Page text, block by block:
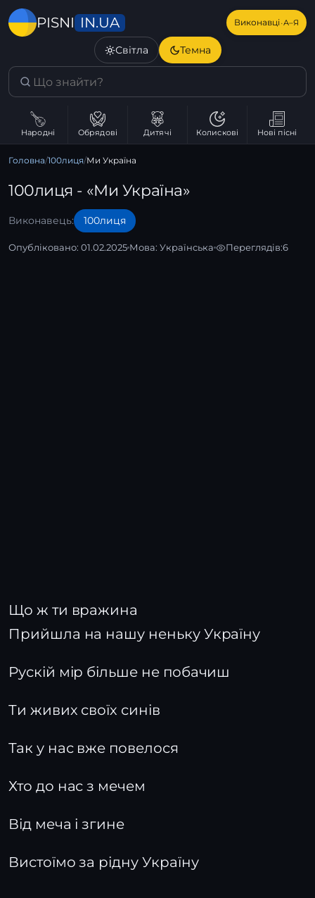
PISNI IN.UA Виконавці·А–Я
Світла Темна
Народні Обрядові Дитячі Колискові Нові пісні
Головна/100лиця/Ми Україна
100лиця - «Ми Україна»
Виконавець: 100лиця
Опубліковано: 01.02.2025 Мова: Українська Переглядів:6
Що ж ти вражина
Прийшла на нашу неньку Україну
Рускій мір більше не побачиш
Ти живих своїх синів
Так у нас вже повелося
Хто до нас з мечем
Від меча і згине
Вистоїмо за рідну Україну